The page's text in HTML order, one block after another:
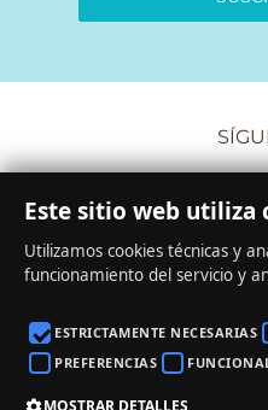
CONDICIONES DE
Este sitio web utiliza
Utilizamos cookies técnicas y
funcionamiento del servicio y
ESTRICTAMENTE NECESARIAS
PREFERENCIAS
MOSTRAR DETALLES